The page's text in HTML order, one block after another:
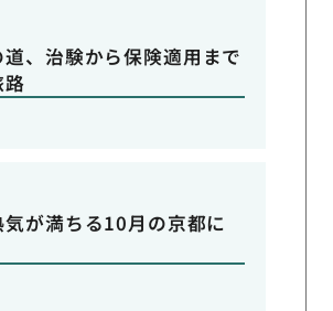
、治験から保険適用まで
路
気が満ちる10月の京都に